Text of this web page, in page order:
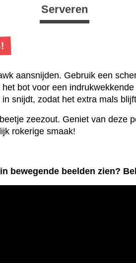
Serveren
aansnijden. Gebruik een
bot voor een
snijdt, zodat het extra mals
zeezout. Geniet van deze
rokerige smaak!
bewegende beelden zien?